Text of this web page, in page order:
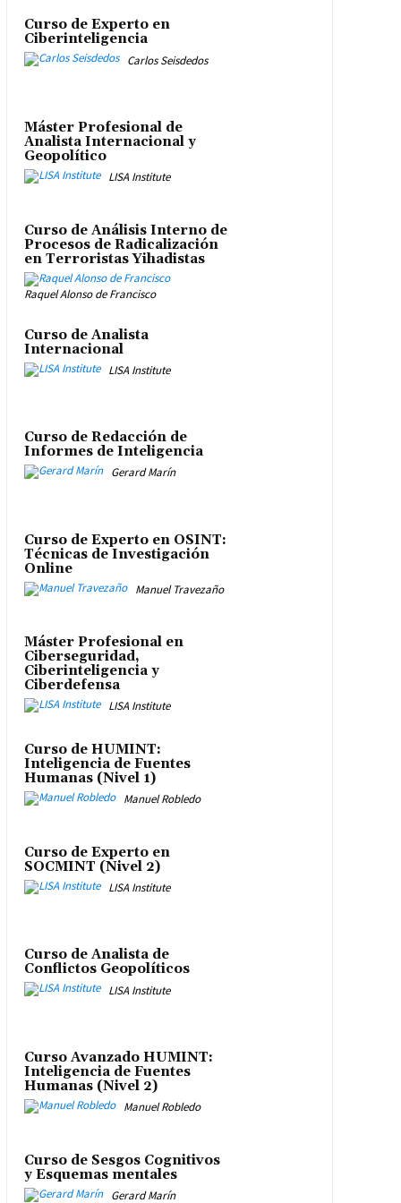
Curso de Experto en
Ciberinteligencia
Carlos Seisdedos
Máster Profesional de
Analista Internacional y
Geopolítico
LISA Institute
Curso de Análisis Interno de
Procesos de Radicalización
en Terroristas Yihadistas
Raquel Alonso de Francisco
Curso de Analista
Internacional
LISA Institute
Curso de Redacción de
Informes de Inteligencia
Gerard Marín
Curso de Experto en OSINT:
Técnicas de Investigación
Online
Manuel Travezaño
Máster Profesional en
Ciberseguridad,
Ciberinteligencia y
Ciberdefensa
LISA Institute
Curso de HUMINT:
Inteligencia de Fuentes
Humanas (Nivel 1)
Manuel Robledo
Curso de Experto en
SOCMINT (Nivel 2)
LISA Institute
Curso de Analista de
Conflictos Geopolíticos
LISA Institute
Curso Avanzado HUMINT:
Inteligencia de Fuentes
Humanas (Nivel 2)
Manuel Robledo
Curso de Sesgos Cognitivos
y Esquemas mentales
Gerard Marín